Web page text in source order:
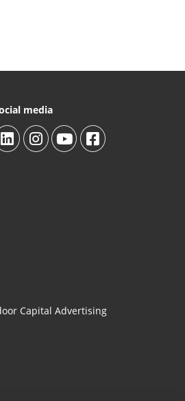
media
Capital Advertising